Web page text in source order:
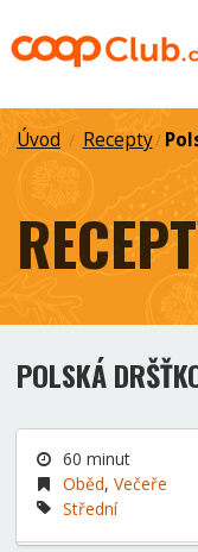
Úvod / Recepty/
POLSKÁ
60 minut
Oběd, Večeře
Střední